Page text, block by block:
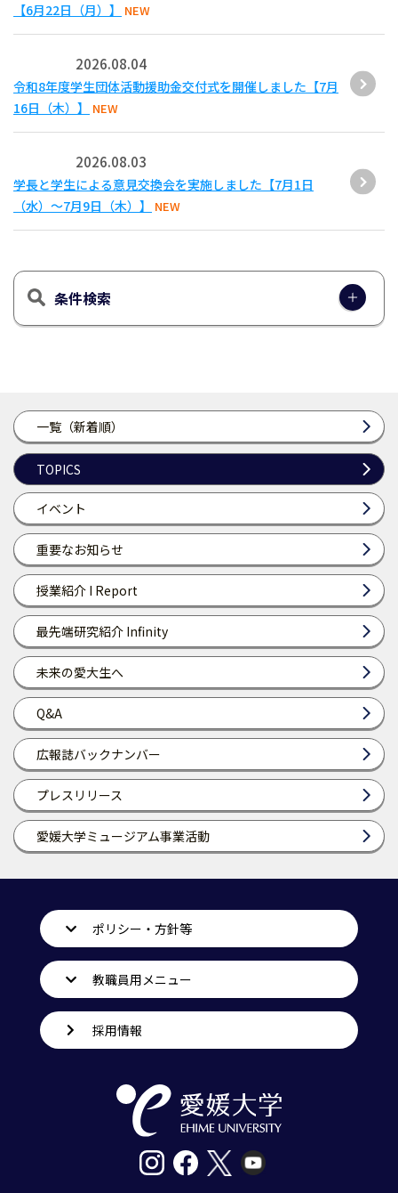
一覧（新着順）
TOPICS
イベント
重要なお知らせ
授業紹介 I Report
最先端研究紹介 Infinity
未来の愛大生へ
Q&A
広報誌バックナンバー
プレスリリース
愛媛大学ミュージアム事業活動
【6月22日（月）】
NEW
2026.08.04
令和8年度学生団体活動援助金交付式を開催しました【7月
16日（木）】
NEW
2026.08.03
学長と学生による意見交換会を実施しました【7月1日
（水）～7月9日（木）】
NEW
条件検索
ポリシー・方針等
教職員用メニュー
採用情報